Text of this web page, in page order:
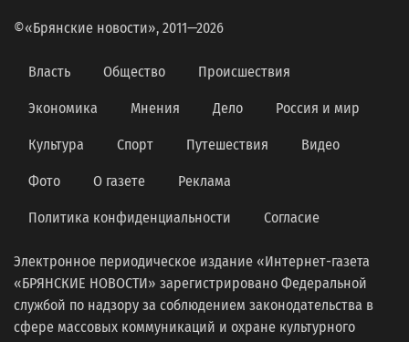
©«Брянские новости», 2011—2026
Власть Общество Происшествия
Экономика Мнения Дело Россия и мир
Культура Спорт Путешествия Видео
Фото О газете Реклама
Политика конфиденциальности Согласие
Электронное периодическое издание «Интернет-газета
«БРЯНСКИЕ НОВОСТИ» зарегистрировано Федеральной
службой по надзору за соблюдением законодательства в
сфере массовых коммуникаций и охране культурного